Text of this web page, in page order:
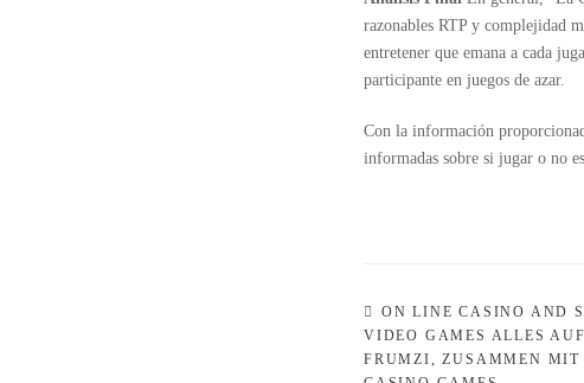
razonables RTP y complejidad
entretener que emana a cada
participante en juegos de azar.
Con la información
informadas sobre si jugar o no
Navigation
de
ON LINE CASINO AND
VIDEO GAMES ALLES
FRUMZI, ZUSAMMEN